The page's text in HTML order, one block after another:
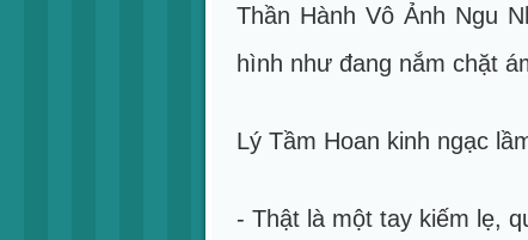
Thần Hành Vô Ảnh Ngu
hình như đang nắm chặt
Lý Tầm Hoan kinh ngạc
- Thật là một tay kiếm lẹ,